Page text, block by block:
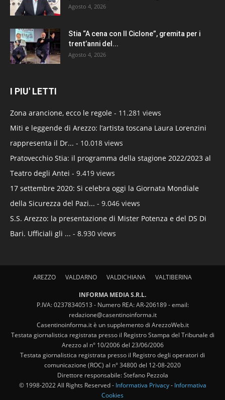
Agosto 4, 2026
Stia “A cena con Il Ciclone”, gremita per i
trent’anni del...
Agosto 4, 2026
I PIU' LETTI
Zona arancione, ecco le regole - 11.281 views
Miti e leggende di Arezzo: l’artista toscana Laura Lorenzini
rappresenta il Dr... - 10.018 views
Pratovecchio Stia: il programma della stagione 2022/2023 al
Teatro degli Antei - 9.419 views
17 settembre 2020: Si celebra oggi la Giornata Mondiale
della Sicurezza del Pazi... - 9.046 views
S.S. Arezzo: la presentazione di Mister Potenza e del DS Di
Bari. Ufficiali gli ... - 8.930 views
AREZZO VALDARNO VALDICHIANA VALTIBERINA
INFORMA MEDIA S.R.L.
P.IVA: 02378340513 - Numero REA: AR-206189 - email:
redazione@casentinoinforma.it
Casentinoinforma.it è un supplemento di ArezzoWeb.it
Testata giornalistica registrata presso il Registro Stampa del Tribunale di
Arezzo al n° 10/2006 del 23/06/2006
Testata giornalistica registrata presso il Registro degli operatori di
comunicazione (ROC) al n° 34800 del 12-08-2020
Direttore responsabile: Stefano Pezzola
© 1998-2022 All Rights Reserved - Informativa Privacy- Informativa
Cookies